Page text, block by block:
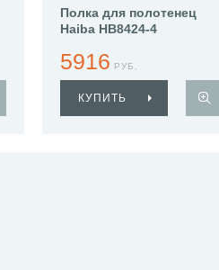
Полка для полотенец
Haiba HB8424-4
5916 РУБ.
КУПИТЬ